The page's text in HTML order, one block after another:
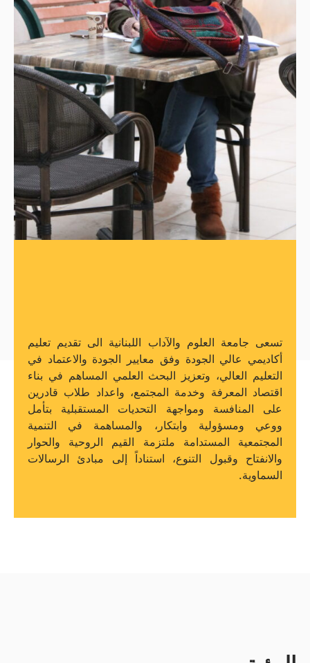
تسعى جامعة العلوم والآداب اللبنانية الى تقديم تعليم
أكاديمي عالي الجودة وفق معايير الجودة والاعتماد في
التعليم العالي، وتعزيز البحث العلمي المساهم في بناء
اقتصاد المعرفة وخدمة المجتمع، واعداد طلاب قادرين
على المنافسة ومواجهة التحديات المستقبلية بتأمل
ووعي ومسؤولية وابتكار، والمساهمة في التنمية
المجتمعية المستدامة ملتزمة القيم الروحية والحوار
والانفتاح وقبول التنوع، استناداً إلى مبادئ الرسالات
السماوية.